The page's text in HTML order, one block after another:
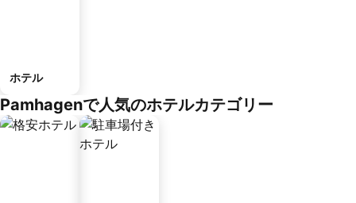
ホテル
Pamhagenで人気のホテルカテゴリー